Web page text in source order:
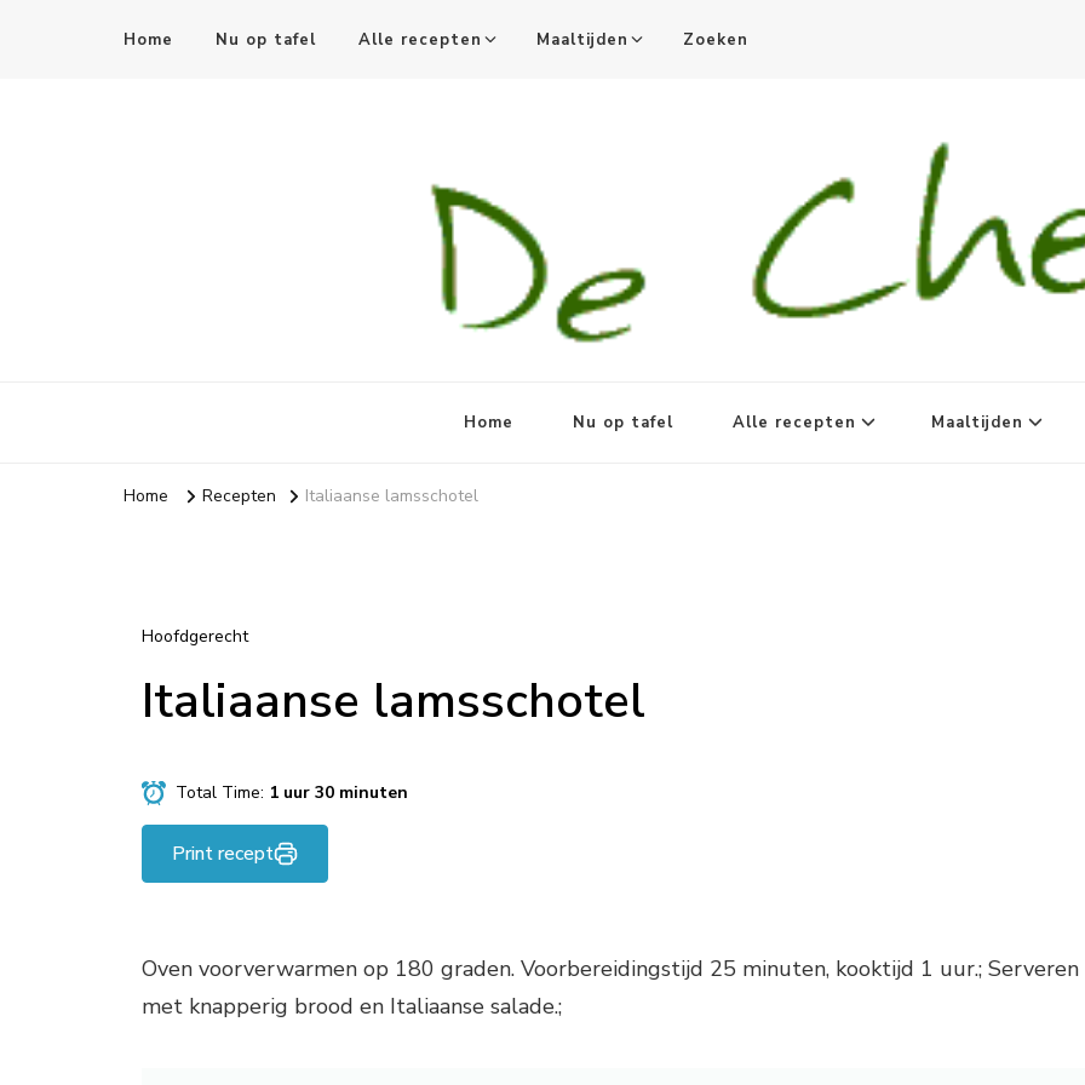
Home Nu op tafel Alle recepten Maaltijden Zoeken
Home Nu op tafel Alle recepten Maaltijden
Home Recepten Italiaanse lamsschotel
Hoofdgerecht
Italiaanse lamsschotel
Total Time: 1 uur 30 minuten
Print recept
Oven voorverwarmen op 180 graden. Voorbereidingstijd 25 minuten, kooktijd 1 uur.; Serveren
met knapperig brood en Italiaanse salade.;